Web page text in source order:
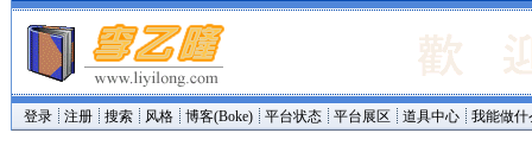
登录 注册 搜索 风格 博客(Boke) 平台状态 平台展区 道具中心 我能做什